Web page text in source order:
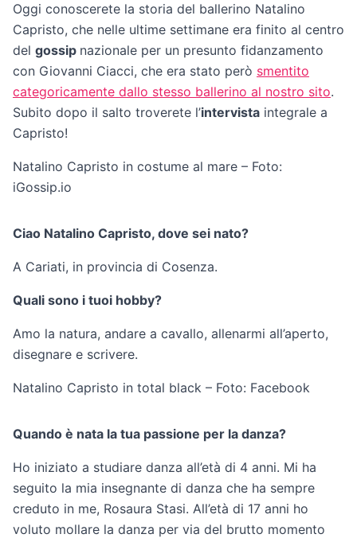
Oggi conoscerete la storia del ballerino Natalino
Capristo, che nelle ultime settimane era finito al centro
del gossip nazionale per un presunto fidanzamento
con Giovanni Ciacci, che era stato però smentito
categoricamente dallo stesso ballerino al nostro sito.
Subito dopo il salto troverete l’intervista integrale a
Capristo!
Natalino Capristo in costume al mare – Foto:
iGossip.io
Ciao Natalino Capristo, dove sei nato?
A Cariati, in provincia di Cosenza.
Quali sono i tuoi hobby?
Amo la natura, andare a cavallo, allenarmi all’aperto,
disegnare e scrivere.
Natalino Capristo in total black – Foto: Facebook
Quando è nata la tua passione per la danza?
Ho iniziato a studiare danza all’età di 4 anni. Mi ha
seguito la mia insegnante di danza che ha sempre
creduto in me, Rosaura Stasi. All’età di 17 anni ho
voluto mollare la danza per via del brutto momento